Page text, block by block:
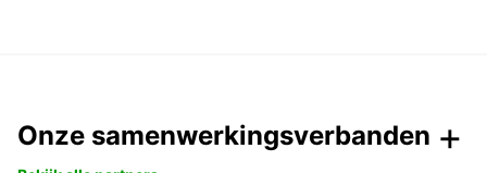
Onze samenwerkingsverbanden